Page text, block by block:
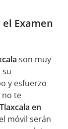
Examen
son muy
su
y esfuerzo
no te
en
móvil serán